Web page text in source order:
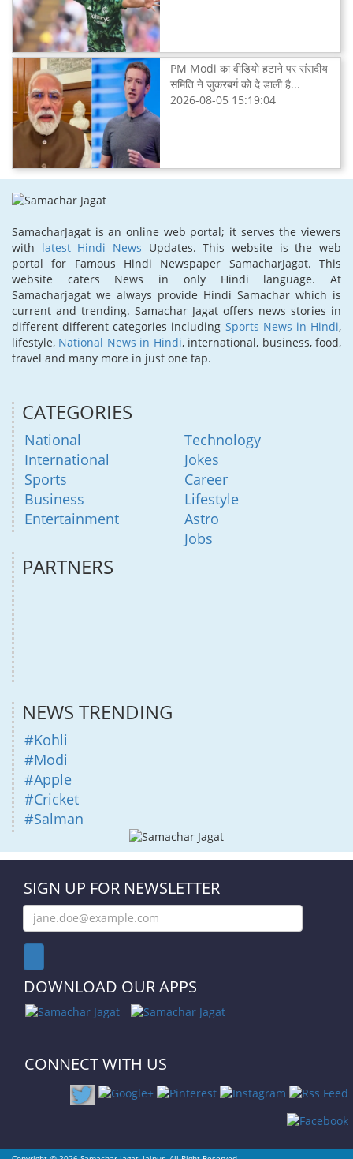
PM Modi का वीडियो हटाने पर संसदीय
समिति ने जुकरबर्ग को दे डाली है...
2026-08-05 15:19:04
SamacharJagat is an online web portal; it serves the viewers
with latest Hindi News Updates. This website is the web
portal for Famous Hindi Newspaper SamacharJagat. This
website caters News in only Hindi language. At
Samacharjagat we always provide Hindi Samachar which is
current and trending. Samachar Jagat offers news stories in
different-different categories including Sports News in Hindi,
lifestyle, National News in Hindi, international, business, food,
travel and many more in just one tap.
CATEGORIES
National
International
Sports
Business
Entertainment
Technology
Jokes
Career
Lifestyle
Astro
Jobs
PARTNERS
NEWS TRENDING
#Kohli
#Modi
#Apple
#Cricket
#Salman
SIGN UP FOR NEWSLETTER
DOWNLOAD OUR APPS
CONNECT WITH US